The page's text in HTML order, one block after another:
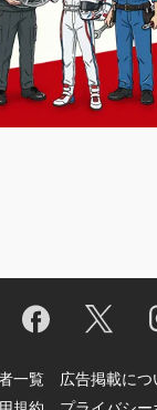
一覧 広告掲載につ